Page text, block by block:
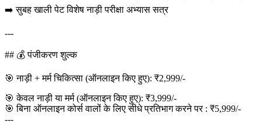
➡️ सुबह खाली पेट विशेष नाड़ी परीक्षा अभ्यास सत्र
---
## 💰 पंजीकरण शुल्क
🎯 नाड़ी + मर्म चिकित्सा (ऑनलाइन किए हुए): ₹2,999/-
🎯 केवल नाड़ी या मर्म (ऑनलाइन किए हुए): ₹3,999/-
🎯 बिना ऑनलाइन कोर्स वालों के लिए सीधे प्रतिभाग करने पर : ₹5,999/-
---